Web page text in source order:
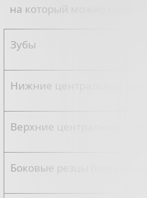
на который можно
Зубы
Нижние центральные
Верхние центральные
Боковые резцы (верх и низ)